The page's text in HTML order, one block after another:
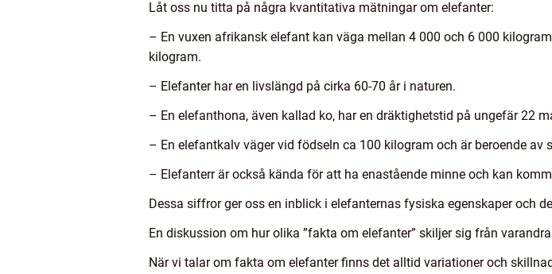
Låt oss nu titta på några kvantitativa mätningar om elefanter:
– En vuxen afrikansk elefant kan väga mellan 4 000 och 6 000
kilogram.
– Elefanter har en livslängd på cirka 60-70 år i naturen.
– En elefanthona, även kallad ko, har en dräktighetstid på ungefär 22
– En elefantkalv väger vid födseln ca 100 kilogram och är beroende av
– Elefanterr är också kända för att ha enastående minne och kan
Dessa siffror ger oss en inblick i elefanternas fysiska egenskaper och
En diskussion om hur olika ”fakta om elefanter” skiljer sig från varandra
När vi talar om fakta om elefanter finns det alltid variationer och